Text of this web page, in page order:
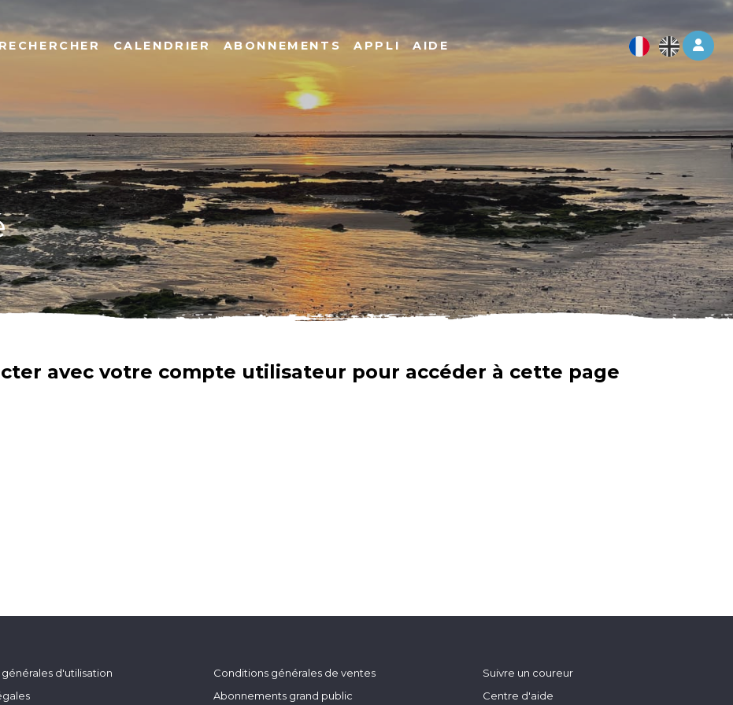
Log
RECHERCHER CALENDRIER ABONNEMENTS APPLI AIDE
avec votre compte utilisateur pour accéder à cette page
d'utilisation
Conditions générales de ventes
Abonnements grand public
Suivre un coureur
Centre d'aide